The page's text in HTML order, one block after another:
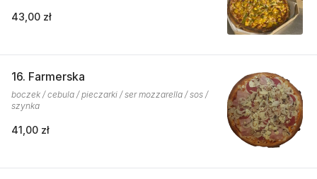
43,00 zł
16. Farmerska
boczek / cebula / pieczarki / ser mozzarella / sos /
szynka
41,00 zł